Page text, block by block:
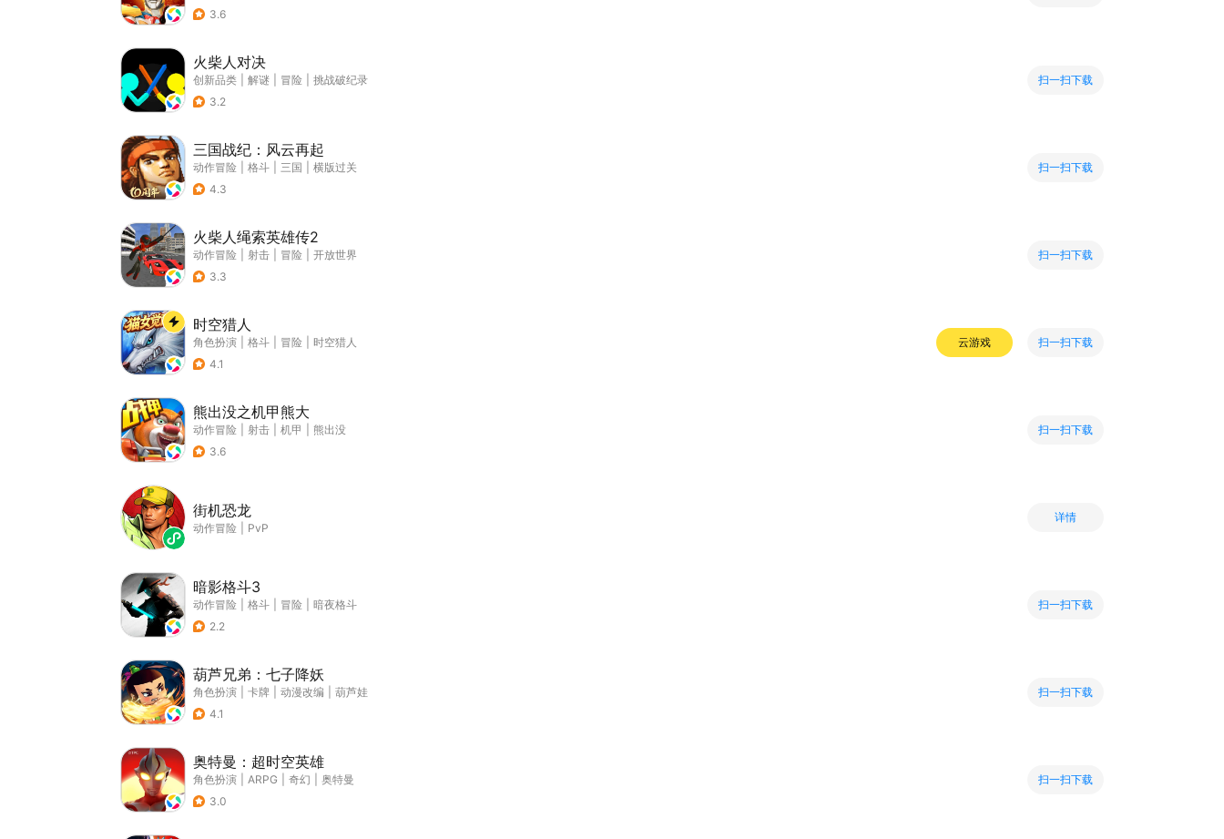
3.6
火柴人对决
创新品类 解谜 冒险
挑战破纪录
3.2
扫一扫下载
三国战纪：风云再起
动作冒险 格斗 三国
横版过关
4.3
扫一扫下载
火柴人绳索英雄传2
动作冒险 射击 冒险
开放世界
3.3
扫一扫下载
时空猎人
角色扮演 格斗 冒险
时空猎人
4.1
云游戏 扫一扫下载
熊出没之机甲熊大
动作冒险 射击 机甲
熊出没
3.6
扫一扫下载
街机恐龙
动作冒险 PvP
详情
暗影格斗3
动作冒险 格斗 冒险
暗夜格斗
2.2
扫一扫下载
葫芦兄弟：七子降妖
角色扮演 卡牌 动漫改编
葫芦娃
4.1
扫一扫下载
奥特曼：超时空英雄
角色扮演 ARPG 奇幻
奥特曼
3.0
扫一扫下载